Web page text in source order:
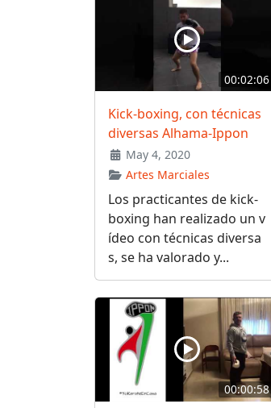
00:02:06
Kick-boxing, con técnicas
diversas Alhama-Ippon
May 4, 2020
Artes Marciales
Los practicantes de kick-
boxing han realizado un v
ídeo con técnicas diversa
s, se ha valorado y...
00:00:58